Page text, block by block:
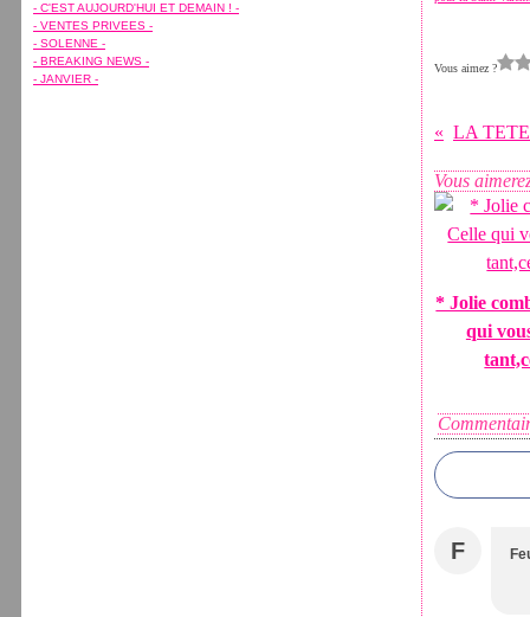
Février(7)
Janvier(10)
Février(11)
Janvier(8)
Avril (7)
Mars(7)
Février(8)
Janvier(7)
Avril (15)
Mars(5)
Janvier(1)
- C'EST AUJOURD'HUI ET DEMAIN ! -
- VENTES PRIVEES -
- SOLENNE -
- BREAKING NEWS -
- JANVIER -
Vous aimez ?
Vous
* Jolie
qui
F